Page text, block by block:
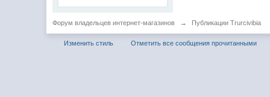
Форум владельцев интернет-магазинов → Публикации Trurcivibia
Изменить стиль Отметить все сообщения прочитанными